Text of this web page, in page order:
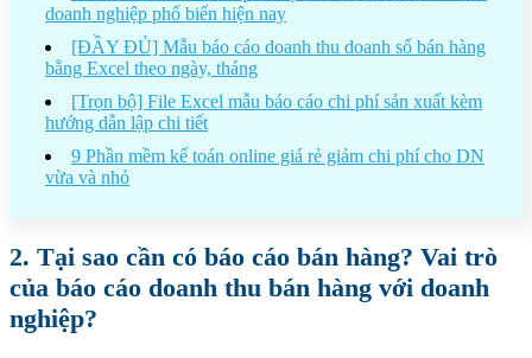
doanh nghiệp phổ biến hiện nay
[ĐẦY ĐỦ] Mẫu báo cáo doanh thu doanh số bán hàng
bằng Excel theo ngày, tháng
[Trọn bộ] File Excel mẫu báo cáo chi phí sản xuất kèm
hướng dẫn lập chi tiết
9 Phần mềm kế toán online giá rẻ giảm chi phí cho DN
vừa và nhỏ
2. Tại sao cần có báo cáo bán hàng? Vai trò
của báo cáo doanh thu bán hàng với doanh
nghiệp?